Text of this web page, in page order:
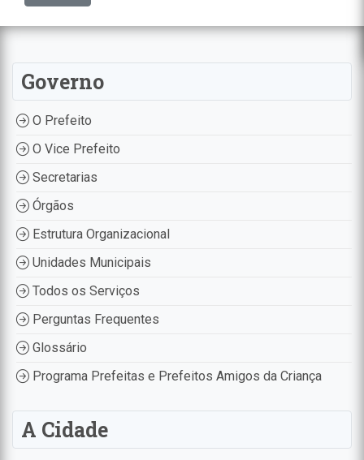
Governo
O Prefeito
O Vice Prefeito
Secretarias
Órgãos
Estrutura Organizacional
Unidades Municipais
Todos os Serviços
Perguntas Frequentes
Glossário
Programa Prefeitas e Prefeitos Amigos da Criança
A Cidade